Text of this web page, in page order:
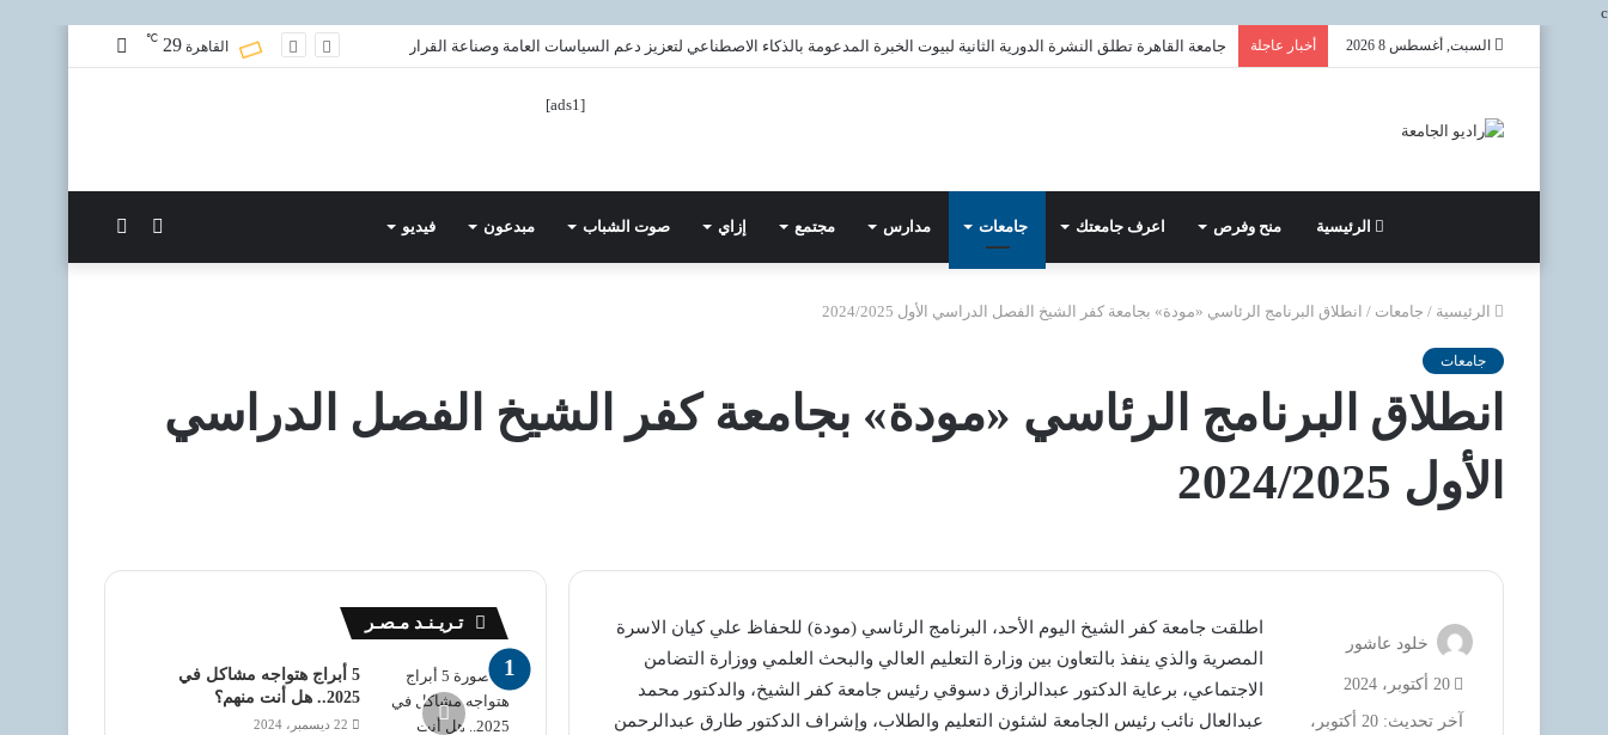
c
السبت, أغسطس 8 2026 أخبار عاجلة جامعة القاهرة تطلق النشرة الدورية الثانية لبيوت الخبرة المدعومة بالذكاء الاصطناعي لتعزيز دعم السياسات العامة وصناعة القرار القاهرة 29
℃
[ads1]
الرئيسية منح وفرص اعرف جامعتك جامعات مدارس مجتمع إزاي صوت الشباب مبدعون فيديو الوضع
الرئيسية / جامعات / انطلاق البرنامج الرئاسي «مودة» بجامعة كفر الشيخ الفصل الدراسي الأول 2024/2025
جامعات
انطلاق البرنامج الرئاسي «مودة» بجامعة كفر الشيخ الفصل الدراسي
الأول 2024/2025
اطلقت جامعة كفر الشيخ اليوم الأحد، البرنامج الرئاسي (مودة) للحفاظ علي كيان الاسرة
المصرية والذي ينفذ بالتعاون بين وزارة التعليم العالي والبحث العلمي ووزارة التضامن
الاجتماعي، برعاية الدكتور عبدالرازق دسوقي رئيس جامعة كفر الشيخ، والدكتور محمد
عبدالعال نائب رئيس الجامعة لشئون التعليم والطلاب، وإشراف الدكتور طارق عبدالرحمن
خلود عاشور
20 أكتوبر، 2024
آخر تحديث: 20 أكتوبر،
تـريـنـد مـصـر
5 أبراج هتواجه مشاكل في
2025.. هل أنت منهم؟
22 ديسمبر، 2024